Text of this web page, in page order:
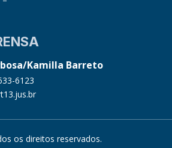
Kamilla Barreto
6123
os direitos reservados.